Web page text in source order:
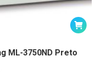
ML-3750ND Preto